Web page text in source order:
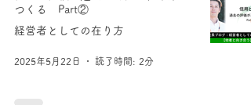
つくる Part②
経営者としての在り方
2025年5月22日 読了時間: 2分